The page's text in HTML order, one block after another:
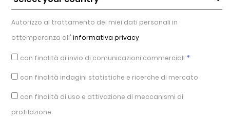
Autorizzo al trattamento dei miei dati personali in
ottemperanza all' informativa privacy
con finalità di invio di comunicazioni commerciali *
con finalità indagini statistiche e ricerche di mercato
con finalità di uso e attivazione di meccanismi di
profilazione